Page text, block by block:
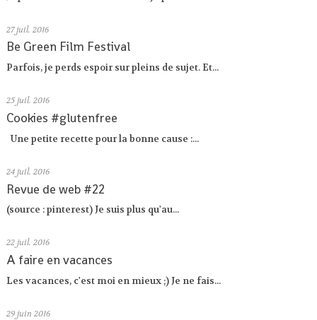
27 juil. 2016
Be Green Film Festival
Parfois, je perds espoir sur pleins de sujet. Et...
25 juil. 2016
Cookies #glutenfree
Une petite recette pour la bonne cause :...
24 juil. 2016
Revue de web #22
(source : pinterest) Je suis plus qu'au...
22 juil. 2016
A faire en vacances
Les vacances, c'est moi en mieux ;) Je ne fais...
29 juin 2016